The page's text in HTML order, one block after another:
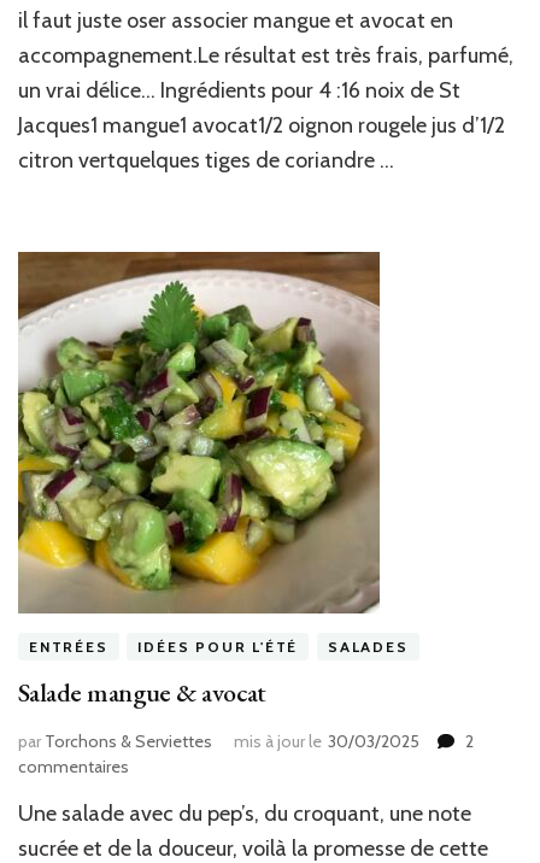
mangue
&
avocat
il faut juste oser associer mangue et avocat en
accompagnement.Le résultat est très frais, parfumé,
un vrai délice… Ingrédients pour 4 :16 noix de St
Jacques1 mangue1 avocat1/2 oignon rougele jus d’1/2
citron vertquelques tiges de coriandre …
ENTRÉES IDÉES POUR L'ÉTÉ SALADES
Salade mangue & avocat
par Torchons & Serviettes mis à jour le 30/03/2025
2
commentaires
mangue
&
Une salade avec du pep’s, du croquant, une note
sucrée et de la douceur, voilà la promesse de cette